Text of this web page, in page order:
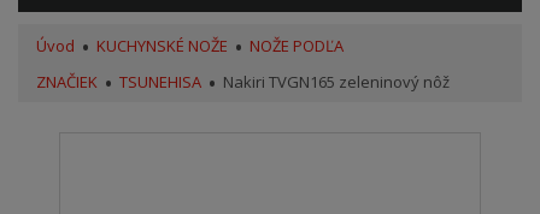
Úvod KUCHYNSKÉ NOŽE
NOŽE PODĽA
ZNAČIEK
TSUNEHISA Nakiri TVGN165 zeleninový nôž